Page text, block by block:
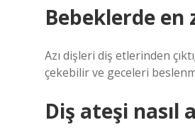
Bebeklerde en
Azı dişleri diş etlerinden
çekebilir ve geceleri
Diş ateşi nasıl